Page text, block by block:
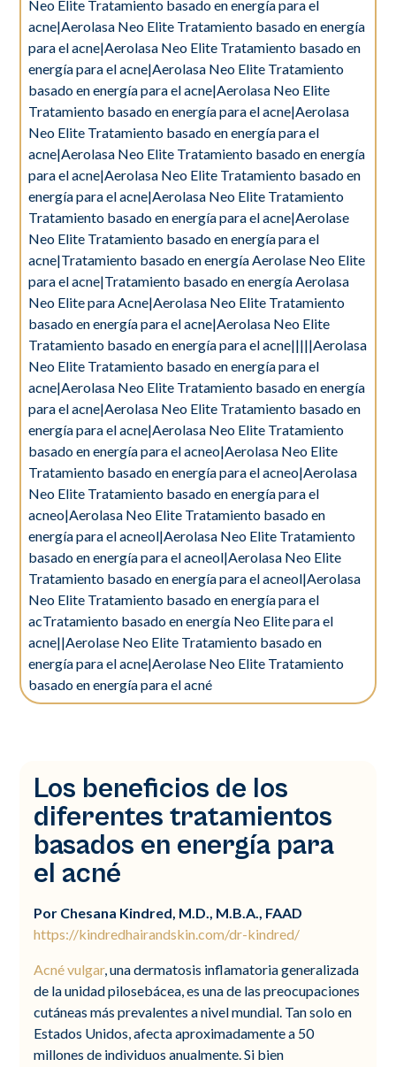
Los beneficios de los
diferentes tratamientos
basados en energía para
el acné
Por Chesana Kindred, M.D., M.B.A., FAAD
https://kindredhairandskin.com/dr-kindred/
Acné vulgar, una dermatosis inflamatoria generalizada
de la unidad pilosebácea, es una de las preocupaciones
cutáneas más prevalentes a nivel mundial. Tan solo en
Estados Unidos, afecta aproximadamente a 50
millones de individuos anualmente. Si bien